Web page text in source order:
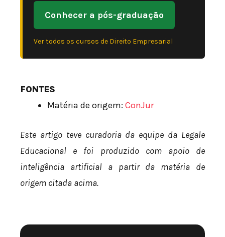
Conhecer a pós-graduação
Ver todos os cursos de Direito Empresarial
FONTES
Matéria de origem: ConJur
Este artigo teve curadoria da equipe da Legale
Educacional e foi produzido com apoio de
inteligência artificial a partir da matéria de
origem citada acima.